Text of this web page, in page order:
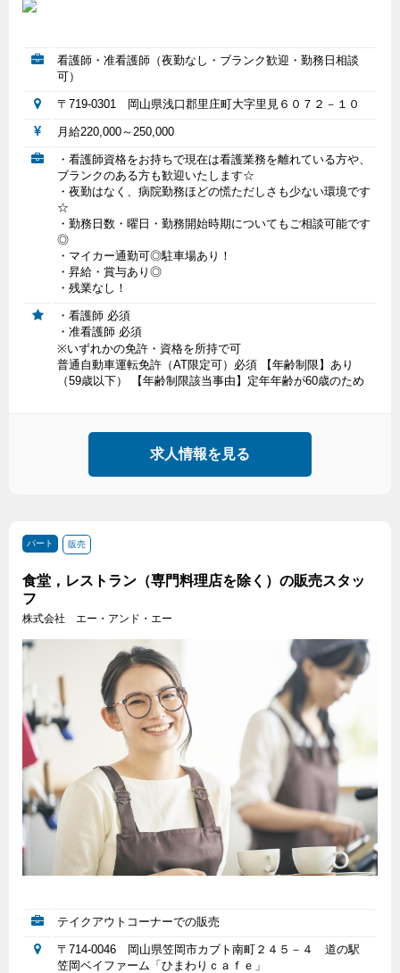
看護師・准看護師（夜勤なし・ブランク歓迎・勤務日相談
可）
〒719-0301 岡山県浅口郡里庄町大字里見６０７２－１０
月給220,000～250,000
・看護師資格をお持ちで現在は看護業務を離れている方や、
ブランクのある方も歓迎いたします☆
・夜勤はなく、病院勤務ほどの慌ただしさも少ない環境です
☆
・勤務日数・曜日・勤務開始時期についてもご相談可能です
◎
・マイカー通勤可◎駐車場あり！
・昇給・賞与あり◎
・残業なし！
・看護師 必須
・准看護師 必須
※いずれかの免許・資格を所持で可
普通自動車運転免許（AT限定可）必須 【年齢制限】あり
（59歳以下） 【年齢制限該当事由】定年年齢が60歳のため
求人情報を見る
パート 販売
食堂，レストラン（専門料理店を除く）の販売スタッ
フ
株式会社 エー・アンド・エー
テイクアウトコーナーでの販売
〒714-0046 岡山県笠岡市カブト南町２４５－４ 道の駅
笠岡ベイファーム「ひまわりｃａｆｅ」